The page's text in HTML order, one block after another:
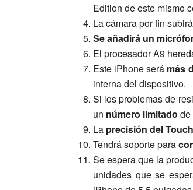
Edition de este mismo
La cámara por fin
Se añadirá un
El procesador A9
Este iPhone será más
interna del dispositivo.
Si los problemas de
un número limitado de
La precisión del
Tendrá soporte para
Se espera que la
unidades que se